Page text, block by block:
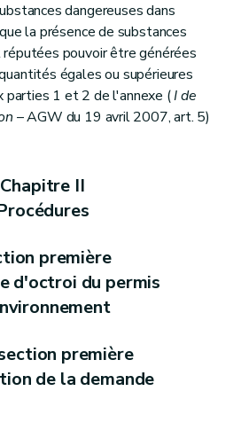
dangereuses dans
la présence de substances
pouvoir être générées
égales ou supérieures
parties 1 et 2 de l'annexe (I de
– AGW du 19 avril 2007, art. 5)
Chapitre II
première
d'octroi du permis
première
de la demande